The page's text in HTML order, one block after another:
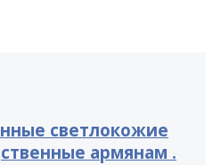
светлокожие
армянам .